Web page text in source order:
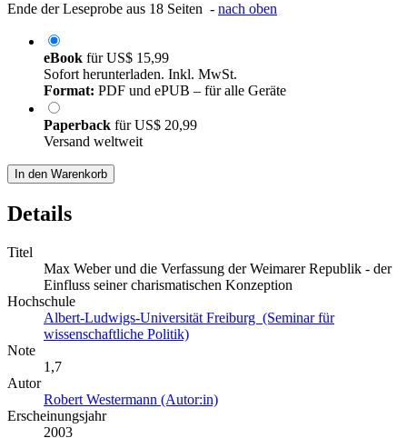
Ende der Leseprobe aus 18 Seiten - nach oben
eBook fürUS$ 15,99
Sofort herunterladen. Inkl. MwSt.
Format: PDF und ePUB – für alle Geräte
Paperback fürUS$ 20,99
Versand weltweit
In den Warenkorb
Details
Titel
Max Weber und die Verfassung der Weimarer Republik - der
Einfluss seiner charismatischen Konzeption
Hochschule
Albert-Ludwigs-Universität Freiburg (Seminar für
wissenschaftliche Politik)
Note
1,7
Autor
Robert Westermann (Autor:in)
Erscheinungsjahr
2003